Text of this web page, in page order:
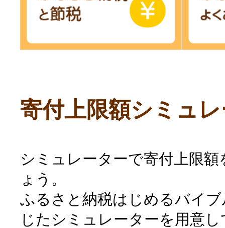
寄付上限額シミュ
シミュレーターで寄付上限
ょう。
ふるさと納税はじめるバイ
じたシミュレーターを用意